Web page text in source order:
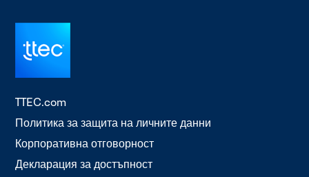
TTEC.com
Политика за защита на личните данни
Корпоративна отговорност
Декларация за достъпност